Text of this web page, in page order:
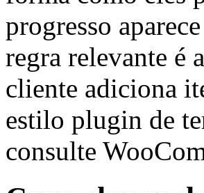
progresso
regra relevante é
cliente adiciona
estilo plugin de
consulte